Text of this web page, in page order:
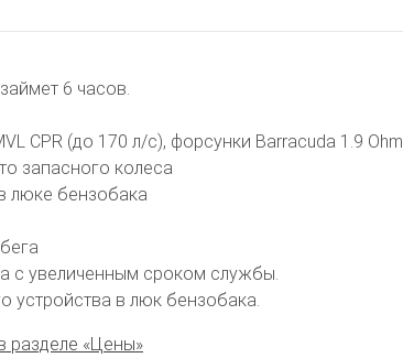
6 часов.
CPR (до 170 л/с), форсунки Barracuda 1.9 Ohm
запасного колеса
люке бензобака
с увеличенным сроком службы.
устройства в люк бензобака.
разделе «Цены»